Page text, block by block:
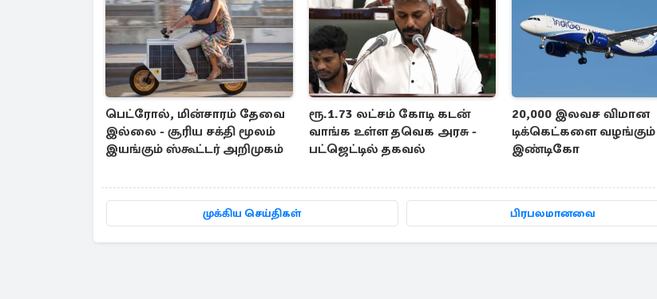
பெட்ரோல், மின்சாரம் தேவை
இல்லை - சூரிய சக்தி மூலம்
இயங்கும் ஸ்கூட்டர் அறிமுகம்
ரூ.1.73 லட்சம் கோடி கடன்
வாங்க உள்ள தவெக அரசு -
பட்ஜெட்டில் தகவல்
20,000 இலவச விமான
டிக்கெட்களை வழங்கும்
இண்டிகோ
முக்கிய செய்திகள் பிரபலமானவை